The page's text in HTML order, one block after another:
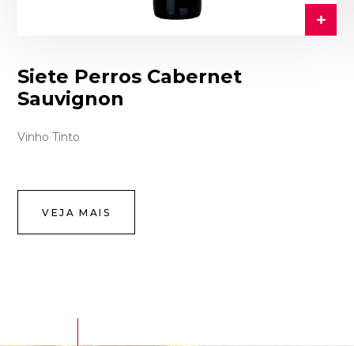
Siete Perros Cabernet
Sauvignon
Vinho Tinto
VEJA MAIS